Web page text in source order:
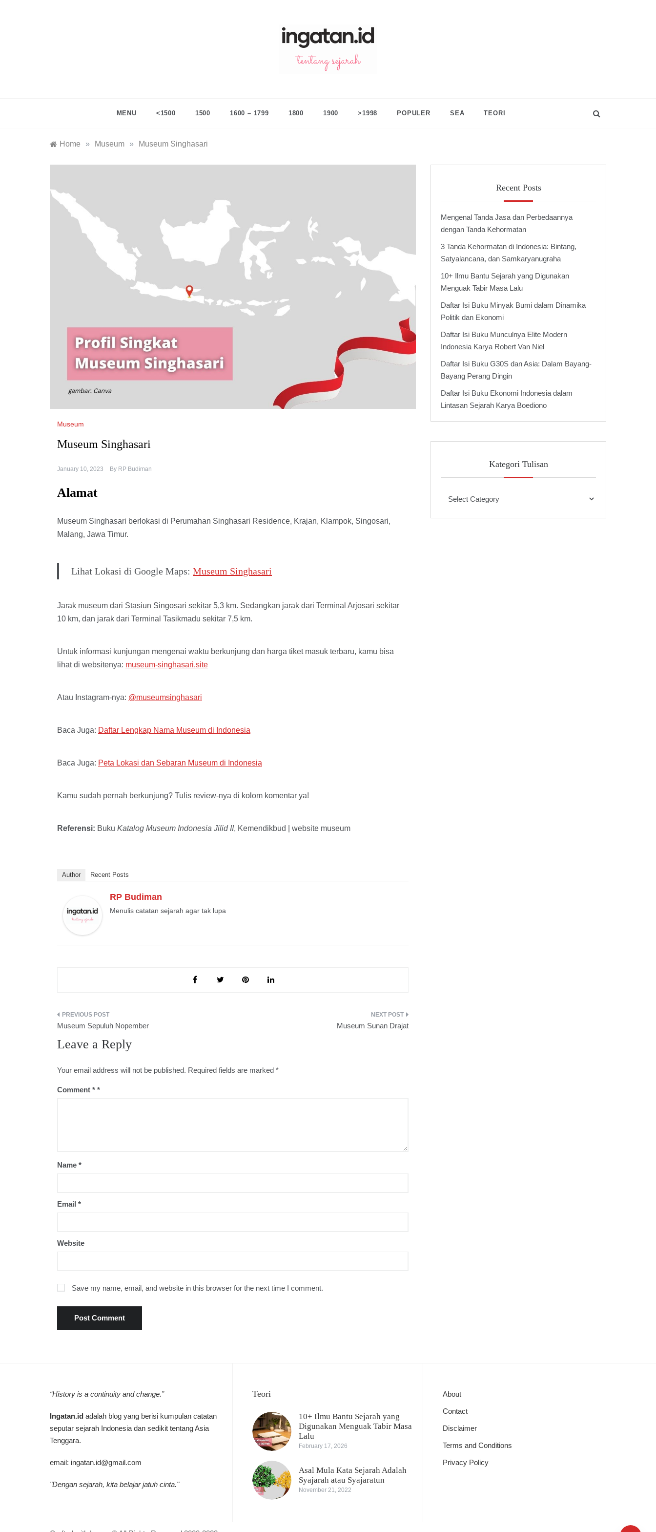
MENU <1500 1500 1600 – 1799 1800 1900 >1998 POPULER SEA TEORI
Home » Museum » Museum Singhasari
Museum
Museum Singhasari
January 10, 2023 By RP Budiman
Alamat
Museum Singhasari berlokasi di Perumahan Singhasari Residence, Krajan, Klampok, Singosari,
Malang, Jawa Timur.
Lihat Lokasi di Google Maps: Museum Singhasari
Jarak museum dari Stasiun Singosari sekitar 5,3 km. Sedangkan jarak dari Terminal Arjosari sekitar
10 km, dan jarak dari Terminal Tasikmadu sekitar 7,5 km.
Untuk informasi kunjungan mengenai waktu berkunjung dan harga tiket masuk terbaru, kamu bisa
lihat di websitenya: museum-singhasari.site
Atau Instagram-nya: @museumsinghasari
Baca Juga: Daftar Lengkap Nama Museum di Indonesia
Baca Juga: Peta Lokasi dan Sebaran Museum di Indonesia
Kamu sudah pernah berkunjung? Tulis review-nya di kolom komentar ya!
Referensi: Buku Katalog Museum Indonesia Jilid II, Kemendikbud | website museum
Author Recent Posts
RP Budiman
Menulis catatan sejarah agar tak lupa
Post
navigation
Museum Sepuluh Nopember Museum Sunan Drajat
Leave a Reply
Your email address will not be published. Required fields are marked *
Comment *
Name *
Email *
Website
Save my name, email, and website in this browser for the next time I comment.
Recent Posts
Mengenal Tanda Jasa dan Perbedaannya
dengan Tanda Kehormatan
3 Tanda Kehormatan di Indonesia: Bintang,
Satyalancana, dan Samkaryanugraha
10+ Ilmu Bantu Sejarah yang Digunakan
Menguak Tabir Masa Lalu
Daftar Isi Buku Minyak Bumi dalam Dinamika
Politik dan Ekonomi
Daftar Isi Buku Munculnya Elite Modern
Indonesia Karya Robert Van Niel
Daftar Isi Buku G30S dan Asia: Dalam Bayang-
Bayang Perang Dingin
Daftar Isi Buku Ekonomi Indonesia dalam
Lintasan Sejarah Karya Boediono
Kategori Tulisan
“History is a continuity and change.”
Ingatan.id adalah blog yang berisi kumpulan catatan
seputar sejarah Indonesia dan sedikit tentang Asia
Tenggara.
email: ingatan.id@gmail.com
"Dengan sejarah, kita belajar jatuh cinta."
Teori
10+ Ilmu Bantu Sejarah yang
Digunakan Menguak Tabir Masa
Lalu
February 17, 2026
Asal Mula Kata Sejarah Adalah
Syajarah atau Syajaratun
November 21, 2022
About
Contact
Disclaimer
Terms and Conditions
Privacy Policy